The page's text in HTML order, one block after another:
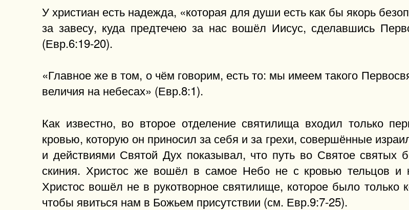
У христиан есть надежда, «которая для души есть как бы якорь
за завесу, куда предтечею за нас вошёл Иисус, сделавшись
(Евр.6:19-20).
«Главное же в том, о чём говорим, есть то: мы имеем такого
величия на небесах» (Евр.8:1).
Как известно, во второе отделение святилища входил только
кровью, которую он приносил за себя и за грехи, совершённые
и действиями Святой Дух показывал, что путь во Святое святых
скиния. Христос же вошёл в самое Небо не с кровью тельцов и
Христос вошёл не в рукотворное святилище, которое было
чтобы явиться нам в Божьем присутствии (см. Евр.9:7-25).